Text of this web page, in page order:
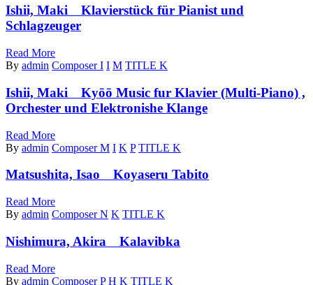
Ishii, Maki Klavierstück für Pianist und
Schlagzeuger
Read More
By admin Composer I I M TITLE K
Ishii, Maki Kyōō Music fur Klavier (Multi-Piano) ,
Orchester und Elektronishe Klange
Read More
By admin Composer M I K P TITLE K
Matsushita, Isao Koyaseru Tabito
Read More
By admin Composer N K TITLE K
Nishimura, Akira Kalavibka
Read More
By admin Composer P H K TITLE K